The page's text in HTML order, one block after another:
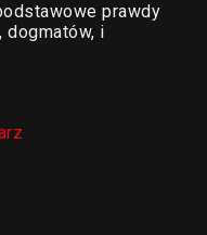
prawdy
dogmatów, i